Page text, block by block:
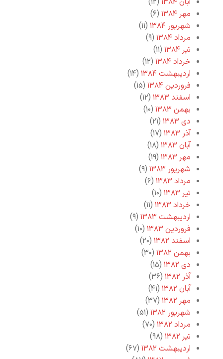
مهر ۱۳۸۴
(۶)
شهریور ۱۳۸۴
(۱۱)
مرداد ۱۳۸۴
(۹)
تیر ۱۳۸۴
(۱۱)
خرداد ۱۳۸۴
(۱۲)
اردیبهشت ۱۳۸۴
(۱۴)
فروردین ۱۳۸۴
(۱۵)
اسفند ۱۳۸۳
(۱۲)
بهمن ۱۳۸۳
(۱۰)
دی ۱۳۸۳
(۲۱)
آذر ۱۳۸۳
(۱۷)
آبان ۱۳۸۳
(۱۸)
مهر ۱۳۸۳
(۱۹)
شهریور ۱۳۸۳
(۹)
مرداد ۱۳۸۳
(۶)
تیر ۱۳۸۳
(۱۰)
خرداد ۱۳۸۳
(۱۱)
اردیبهشت ۱۳۸۳
(۹)
فروردین ۱۳۸۳
(۱۰)
اسفند ۱۳۸۲
(۲۰)
بهمن ۱۳۸۲
(۳۰)
دی ۱۳۸۲
(۱۵)
آذر ۱۳۸۲
(۳۶)
آبان ۱۳۸۲
(۴۱)
مهر ۱۳۸۲
(۳۷)
شهریور ۱۳۸۲
(۵۱)
مرداد ۱۳۸۲
(۷۰)
تیر ۱۳۸۲
(۹۸)
اردیبهشت ۱۳۸۲
(۶۷)